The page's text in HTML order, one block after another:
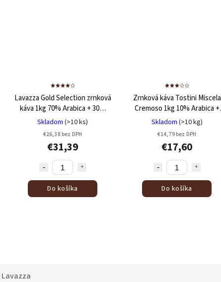
Lavazza Gold Selection zrnková
káva 1kg 70% Arabica + 30%
Robusta
Skladom (>10 ks)
€26,38 bez DPH
€31,39
Do košíka
Zrnková káva Tostini Miscela
Cremoso 1kg 10% Arabica +
90% Robusta
Skladom (>10 kg)
€14,79 bez DPH
€17,60
Do košíka
Lavazza